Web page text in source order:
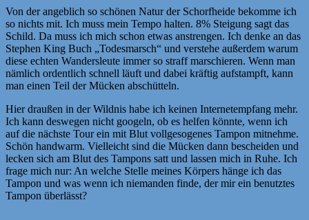
Von der angeblich so schönen Natur der Schorfheide bekomme ich
so nichts mit. Ich muss mein Tempo halten. 8% Steigung sagt das
Schild. Da muss ich mich schon etwas anstrengen. Ich denke an das
Stephen King Buch „Todesmarsch“ und verstehe außerdem warum
diese echten Wandersleute immer so straff marschieren. Wenn man
nämlich ordentlich schnell läuft und dabei kräftig aufstampft, kann
man einen Teil der Mücken abschütteln.
Hier draußen in der Wildnis habe ich keinen Internetempfang mehr.
Ich kann deswegen nicht googeln, ob es helfen könnte, wenn ich
auf die nächste Tour ein mit Blut vollgesogenes Tampon mitnehme.
Schön handwarm. Vielleicht sind die Mücken dann bescheiden und
lecken sich am Blut des Tampons satt und lassen mich in Ruhe. Ich
frage mich nur: An welche Stelle meines Körpers hänge ich das
Tampon und was wenn ich niemanden finde, der mir ein benutztes
Tampon überlässt?